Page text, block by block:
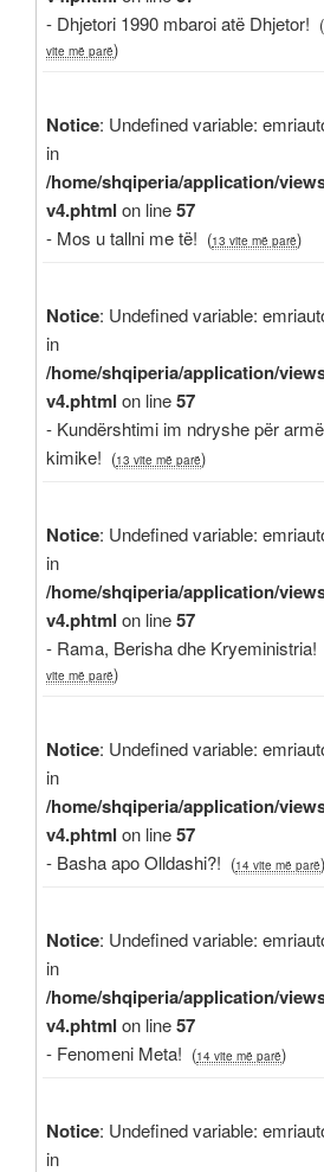
- Dhjetori 1990 mbaroi atë Dhjetor! (
vite më parë)
Notice: Undefined variable:
in
/home/shqiperia/application/
v4.phtml on line57
- Mos u tallni me të! (13 vite më parë)
Notice: Undefined variable:
in
/home/shqiperia/application/
v4.phtml on line57
- Kundërshtimi im ndryshe për
kimike! (13 vite më parë)
Notice: Undefined variable:
in
/home/shqiperia/application/
v4.phtml on line57
- Rama, Berisha dhe Kryeministria!
vite më parë)
Notice: Undefined variable:
in
/home/shqiperia/application/
v4.phtml on line57
- Basha apo Olldashi?! (14 vite më parë)
Notice: Undefined variable:
in
/home/shqiperia/application/
v4.phtml on line57
- Fenomeni Meta! (14 vite më parë)
Notice: Undefined variable:
in